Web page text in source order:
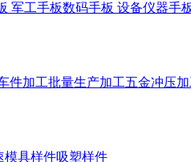
军工手板数码手板 设备仪器手
件加工批量生产加工五金冲压
模具样件吸塑样件